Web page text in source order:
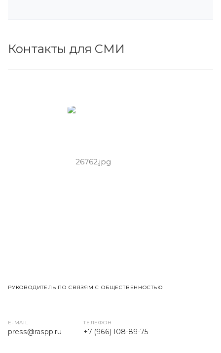
Контакты для СМИ
РУКОВОДИТЕЛЬ ПО СВЯЗЯМ С ОБЩЕСТВЕННОСТЬЮ
E-MAIL
press@raspp.ru
ТЕЛЕФОН
+7 (966) 108-89-75